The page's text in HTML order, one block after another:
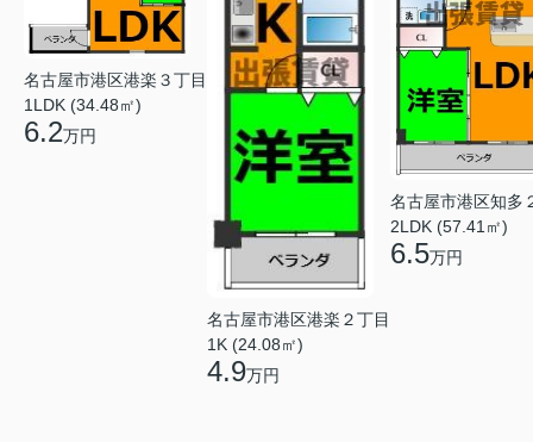
名古屋市港区港楽３丁目
1LDK (34.48㎡)
6.2万円
名古屋市港区港楽２丁目
1K (24.08㎡)
4.9万円
名古屋市港区知多
2LDK (57.41㎡)
6.5万円